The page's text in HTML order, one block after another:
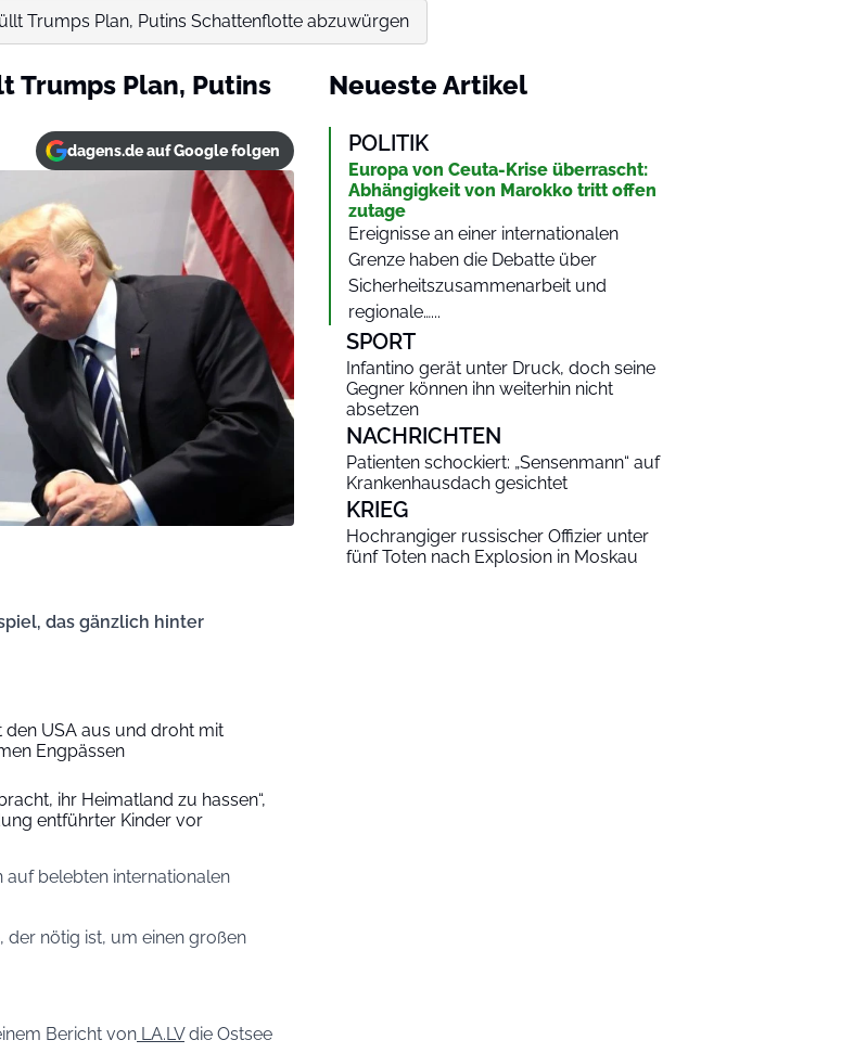
Trumps Plan, Putins Schattenflotte abzuwürgen
Plan, Putins
dagens.de auf Google folgen
das gänzlich hinter
den USA aus und droht mit
Engpässen
ihr Heimatland zu hassen“,
entführter Kinder vor
auf belebten internationalen
der nötig ist, um einen großen
Bericht von LA.LVdie Ostsee
Neueste Artikel
POLITIK
Europa von Ceuta-Krise überrascht:
Abhängigkeit von Marokko tritt offen
zutage
Ereignisse an einer internationalen
Grenze haben die Debatte über
Sicherheitszusammenarbeit und
regionale…...
SPORT
Infantino gerät unter Druck, doch seine
Gegner können ihn weiterhin nicht
absetzen
NACHRICHTEN
Patienten schockiert: „Sensenmann“ auf
Krankenhausdach gesichtet
KRIEG
Hochrangiger russischer Offizier unter
fünf Toten nach Explosion in Moskau